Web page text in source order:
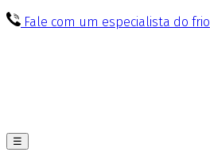
Fale com um especialista do frio
☰